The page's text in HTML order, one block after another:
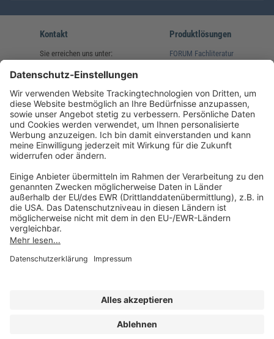
Kontakt
Sie erreichen uns unter:
(08233) 38 11 23
service@forum-verlag.com
Mo-Do 07:30 - 17:00 Uhr
Fr 07:30 - 15:00 Uhr
Produktlösungen
FORUM Fachliteratur
Folgen Sie uns
Impressum
Datenschutz
AGB und Lizenzbedingungen
Erklärung zur Barrierefreiheit